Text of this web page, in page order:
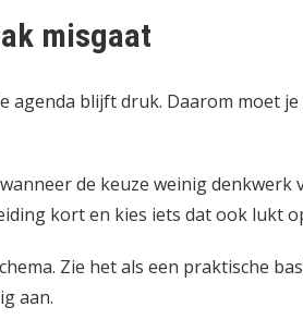
misgaat
agenda blijft druk. Daarom moet
de keuze weinig denkwerk
kort en kies iets dat ook lukt
Zie het als een praktische
aan.